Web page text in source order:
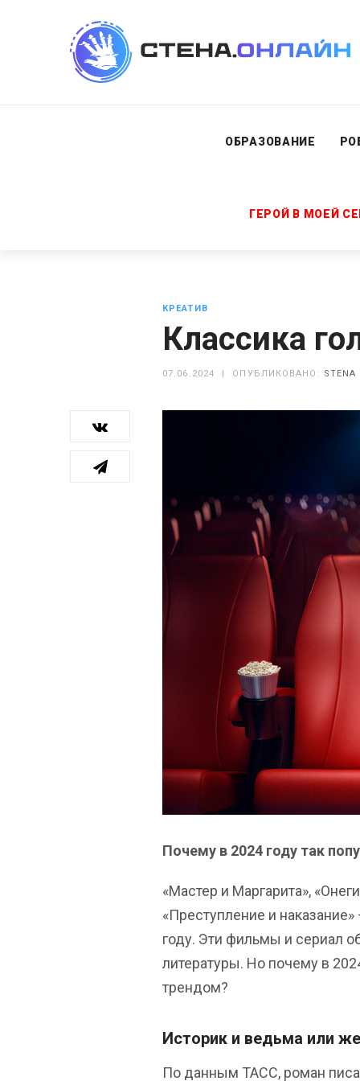
ОБРАЗОВАНИЕ
ГЕРОЙ В МОЕЙ
КРЕАТИВ
Классика
07.06.2024 ОПУБЛИКОВАНО: STENA
Почему в 2024 году так
«Мастер и Маргарита»,
«Преступление и
году. Эти фильмы и сериал
литературы. Но почему в
трендом?
Историк и ведьма или
По данным ТАСС, роман